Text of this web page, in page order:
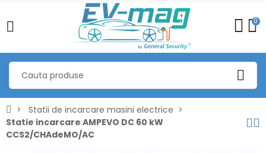
0
Statii de incarcare masini electrice
Statie incarcare AMPEVO DC 60 kW
CCS2/CHAdeMO/AC